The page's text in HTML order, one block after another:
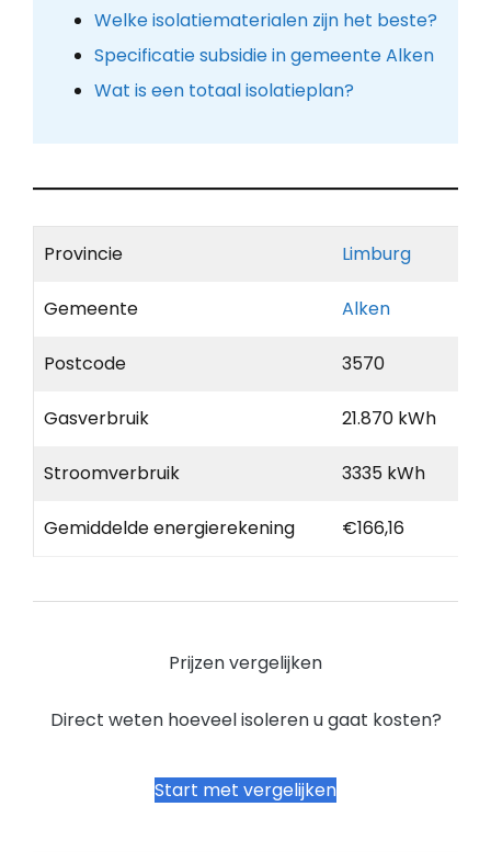
Welke isolatiematerialen zijn het beste?
Specificatie subsidie in gemeente Alken
Wat is een totaal isolatieplan?
Provincie Limburg
Gemeente Alken
Postcode 3570
Gasverbruik 21.870 kWh
Stroomverbruik 3335 kWh
Gemiddelde energierekening €166,16
Prijzen vergelijken
Direct weten hoeveel isoleren u gaat kosten?
Start met vergelijken